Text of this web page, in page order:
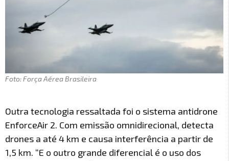
Foto: Força Aérea Brasileira
Outra tecnologia ressaltada foi o sistema antidrone
EnforceAir 2. Com emissão omnidirecional, detecta
drones a até 4 km e causa interferência a partir de
1,5 km. “E o outro grande diferencial é o uso dos